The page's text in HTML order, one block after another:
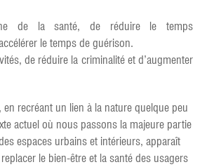
de la santé, de réduire le temps
le temps de guérison.
de réduire la criminalité et d’augmenter
recréant un lien à la nature quelque peu
actuel où nous passons la majeure partie
espaces urbains et intérieurs, apparaît
le bien-être et la santé des usagers